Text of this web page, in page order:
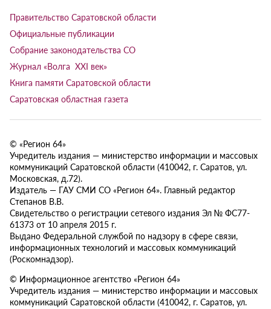
Правительство Саратовской области
Официальные публикации
Собрание законодательства СО
Журнал «Волга XXI век»
Книга памяти Саратовской области
Саратовская областная газета
© «Регион 64»
Учредитель издания — министерство информации и массовых
коммуникаций Саратовской области (410042, г. Саратов, ул.
Московская, д.72).
Издатель — ГАУ СМИ СО «Регион 64». Главный редактор
Степанов В.В.
Свидетельство о регистрации сетевого издания Эл № ФС77-
61373 от 10 апреля 2015 г.
Выдано Федеральной службой по надзору в сфере связи,
информационных технологий и массовых коммуникаций
(Роскомнадзор).
© Информационное агентство «Регион 64»
Учредитель издания — министерство информации и массовых
коммуникаций Саратовской области (410042, г. Саратов, ул.